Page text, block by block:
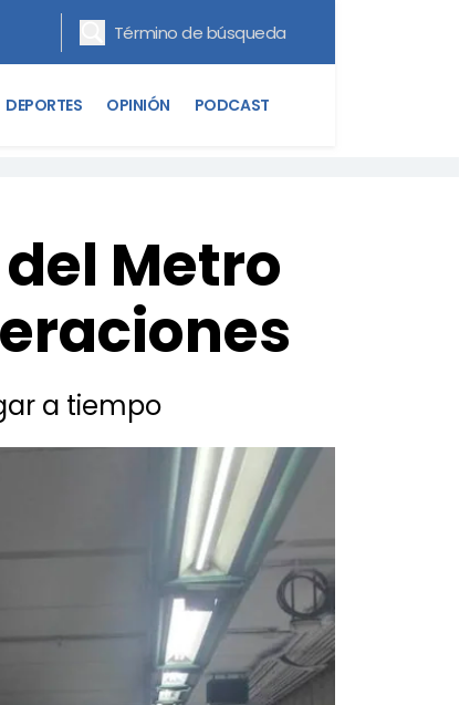
DEPORTES OPINIÓN PODCAST
Metro
a tiempo